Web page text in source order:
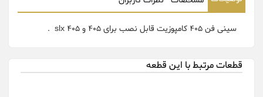
سینی فن 405 کامپوزیت قابل نصب برای 405 و 405 slx .
قطعات مرتبط با این قطعه